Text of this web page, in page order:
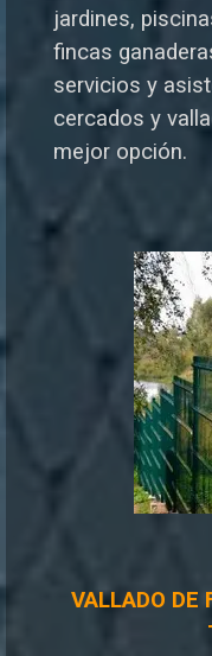
jardines,
fincas
servicios y
cercados y
mejor opción.
VALLADO DE